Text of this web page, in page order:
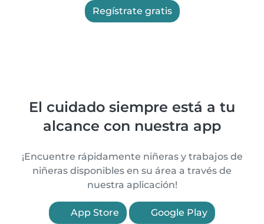
Regístrate gratis
El cuidado siempre está a tu
alcance con nuestra app
¡Encuentre rápidamente niñeras y trabajos de
niñeras disponibles en su área a través de
nuestra aplicación!
App Store Google Play